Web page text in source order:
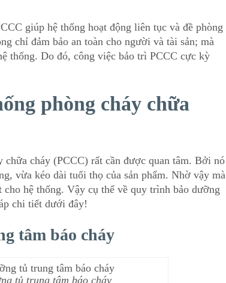
giúp hệ thống hoạt động liên tục và đề phòng
chỉ đảm bảo an toàn cho người và tài sản; mà
thống. Do đó, công việc bảo trì PCCC cực kỳ
phòng cháy chữa
cháy (PCCC) rất cần được quan tâm. Bởi nó
vừa kéo dài tuổi thọ của sản phẩm. Nhờ vậy mà
hệ thống. Vậy cụ thể về quy trình bảo dưỡng
chi tiết dưới đây!
tâm báo cháy
tủ trung tâm báo cháy